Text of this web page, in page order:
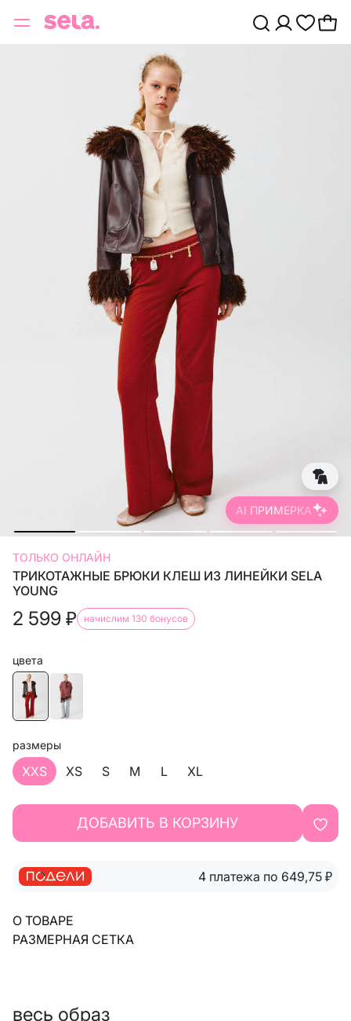
AI ПРИМЕРКА
ТОЛЬКО ОНЛАЙН
ТРИКОТАЖНЫЕ БРЮКИ КЛЕШ ИЗ ЛИНЕЙКИ SELA
YOUNG
2 599 ₽ начислим 130 бонусов
цвета
размеры
XXS XS S M L XL
ДОБАВИТЬ В КОРЗИНУ
4 платежа по 649,75 ₽
О ТОВАРЕ
РАЗМЕРНАЯ СЕТКА
весь образ